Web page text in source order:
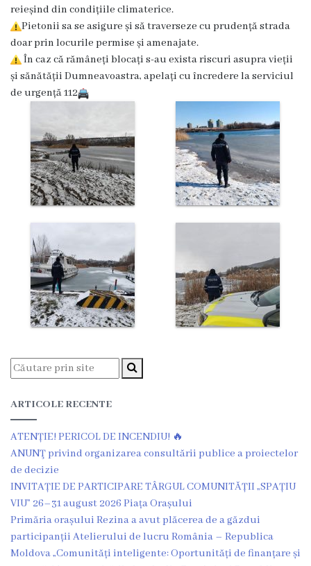
Plăți
salariale
încasate
Întreprinderi
subordonate
Grădinița
nr.1
copilăriei”
Grădinița
nr.2
,,Andrieș”
Grădinița
,,Bucuria”
Grădinița
nr.6
,,Cocoșelul
de
Aur”
reieșind din condițiile climaterice.
Pietonii sa se asigure și să traverseze cu prudență strada
doar prin locurile permise și amenajate.
În caz că rămâneți blocați s-au exista riscuri asupra vieții
și sănătății Dumneavoastra, apelați cu încredere la serviciul
de urgență 112
ARTICOLE RECENTE
ATENȚIE! PERICOL DE INCENDIU! 🔥
ANUNŢ privind organizarea consultării publice a proiectelor
de decizie
INVITAȚIE DE PARTICIPARE TÂRGUL COMUNITĂȚII „SPAȚIU
VIU” 26–31 august 2026 Piața Orașului
Primăria orașului Rezina a avut plăcerea de a găzdui
participanții Atelierului de lucru România – Republica
Moldova „Comunități inteligente: Oportunități de finanțare și